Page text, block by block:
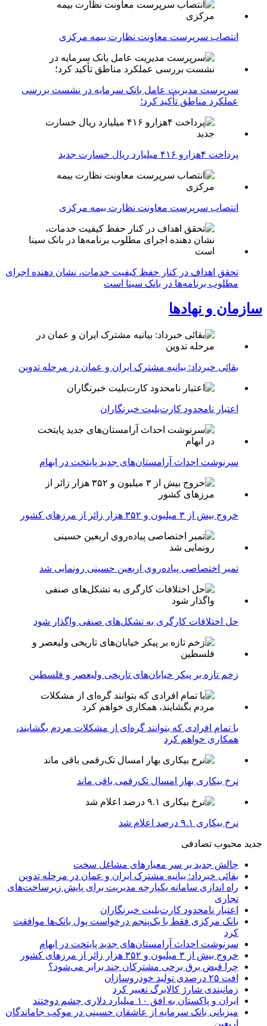
انتصاب سرپرست معاونت نظارت بیمه مرکزی
سرپرست مدیریت عامل بانک سرمایه در نشست بررسی
عملکرد مناطق تأکید کرد؛
پرداخت ۴هزارو ۴۱۶ میلیارد ریال خسارت جدید
انتصاب سرپرست معاونت نظارت بیمه مرکزی
تحقق اهداف در کنار حفظ کیفیت خدمات، نشان دهنده اجرای
مطلوب برنامه‌ها در بانک سینا است
سازمان و نهادها
بقائی خبرداد: بیانیه مشترک ایران و عمان در مرحله تدوین
اعتبار نامحدود کارت‌بلیت خبرنگاران
سرنوشت احداث آرامستان‌های جدید پایتخت در ابهام
خروج بیش از ۳ میلیون و ۳۵۲ هزار زائر از مرزهای کشور
تمبر اختصاصی پیاده‌روی اربعین حسینی رونمایی شد
حل اختلافات کارگری به تشکل‌های صنفی واگذار شود
زخم تازه بر پیکر خیابان‌های تاریخی ولیعصر و فلسطین
با تمام افرادی که بتوانند گره‌ای از مشکلات مردم بگشایند،
همکاری خواهم کرد
نرخ بیکاری بهار امسال تک‌رقمی باقی ماند
نرخ بیکاری ۹.۱ درصد اعلام شد
جدید محبوب تصادفی
چالش جدید بر سر معیارهای مشاغل سخت
بقائی خبرداد: بیانیه مشترک ایران و عمان در مرحله تدوین
راه اندازی سامانه یکپارچه مدیریت برای پایش زیرساخت‌های
تجاری
اعتبار نامحدود کارت‌بلیت خبرنگاران
بانک مرکزی فقط با یک‌‎پنجم درخواست پول بانک‌ها موافقت
کرد
سرنوشت احداث آرامستان‌های جدید پایتخت در ابهام
خروج بیش از ۳ میلیون و ۳۵۲ هزار زائر از مرزهای کشور
چرا قبض برق برخی مشترکان چند برابر می‌شود؟
افت ۲۵ درصدی تولید خودروسازان
زمانبندی شارژ کالابرگ تغییر کرد
ایران و پاکستان به افق ۱۰ میلیارد دلاری چشم دوختند
میزبانی بانک سرمایه از عاشقان حسینی در موکب جاماندگان
اربعین